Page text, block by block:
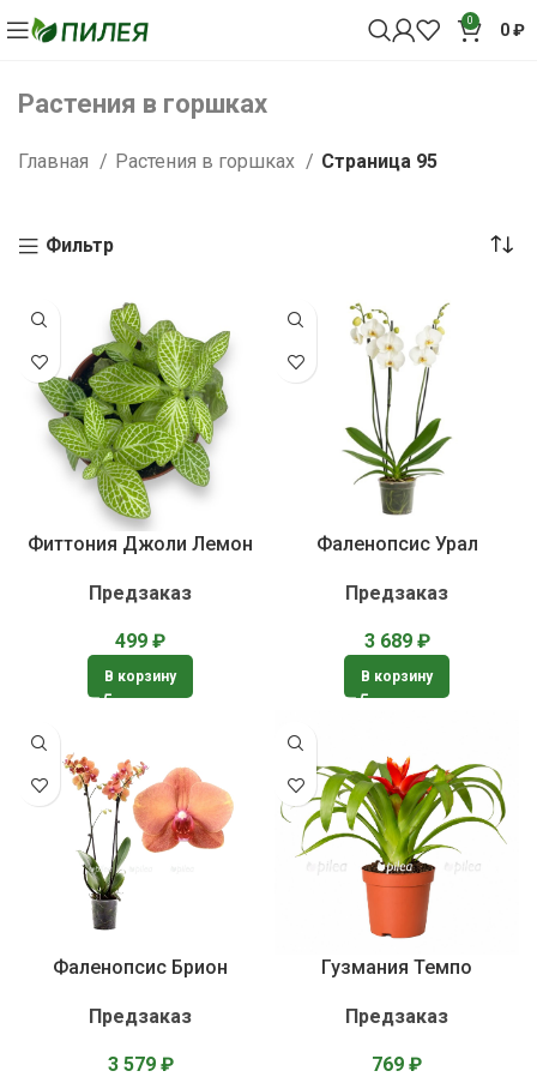
0 0₽
Растения в горшках
Главная Растения в горшках Страница 95
Фильтр
Фиттония Джоли Лемон
Предзаказ
499 ₽
В корзину
Фаленопсис Урал
Предзаказ
3 689 ₽
В корзину
Фаленопсис Брион
Предзаказ
3 579 ₽
Гузмания Темпо
Предзаказ
769 ₽